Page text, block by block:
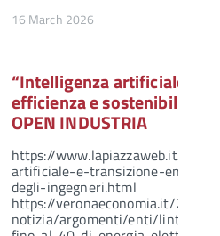
16 March 2026
“Intelligenza artificiale per
efficienza e sostenibilità”–
OPEN INDUSTRIA
https://www.lapiazzaweb.it/
artificiale-e-transizione-
degli-ingegneri.html
https://veronaeconomia.it/
notizia/argomenti/enti/